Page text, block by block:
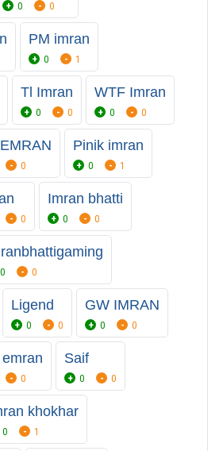
0 0
PM imran
0 1
Tl Imran
0 0
WTF Imran
0 0
0
Pinik imran
0 1
0
Imran bhatti
0 0
0 0
Ligend
0 0
GW IMRAN
0 0
0
Saif
0 0
khokhar
0 1